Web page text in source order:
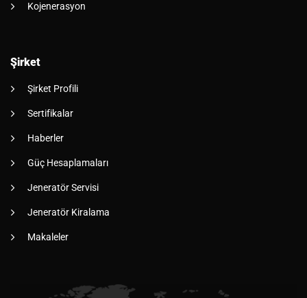
Kojenerasyon
Şirket
Şirket Profili
Sertifikalar
Haberler
Güç Hesaplamaları
Jeneratör Servisi
Jeneratör Kiralama
Makaleler